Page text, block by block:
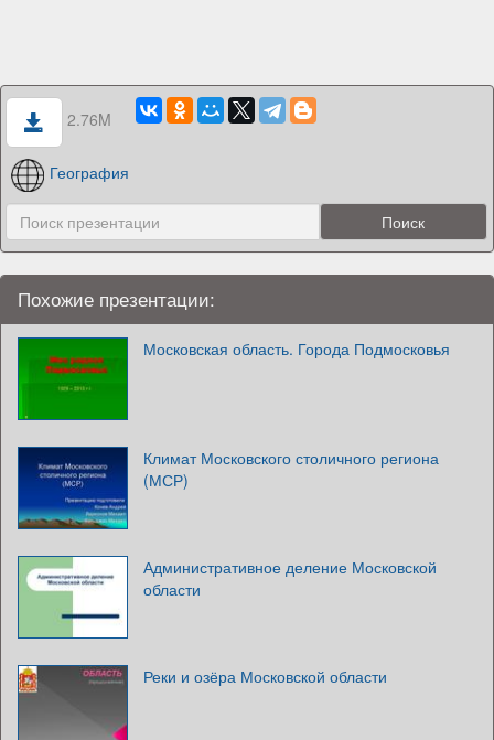
2.76M
География
Похожие презентации:
Московская область. Города Подмосковья
Климат Московского столичного региона
(МСР)
Административное деление Московской
области
Реки и озёра Московской области